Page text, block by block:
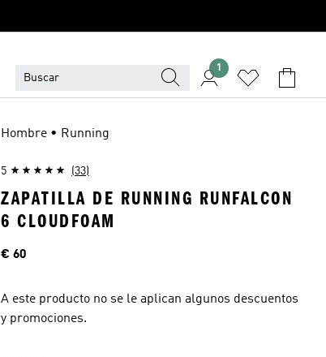
1
Hombre • Running
5 (33)
ZAPATILLA DE RUNNING RUNFALCON
6 CLOUDFOAM
Precio
€ 60
A este producto no se le aplican algunos descuentos
y promociones.